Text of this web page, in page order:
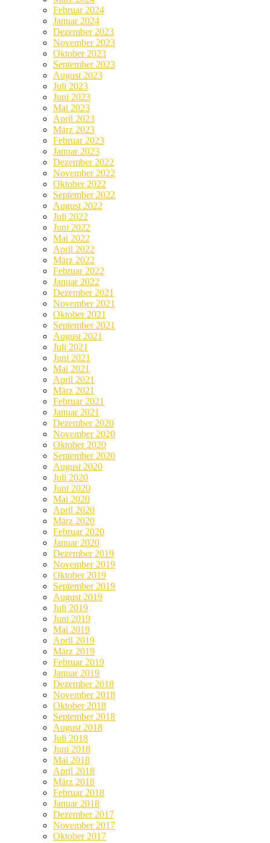
Februar 2024
Januar 2024
Dezember 2023
November 2023
Oktober 2023
September 2023
August 2023
Juli 2023
Juni 2023
Mai 2023
April 2023
März 2023
Februar 2023
Januar 2023
Dezember 2022
November 2022
Oktober 2022
September 2022
August 2022
Juli 2022
Juni 2022
Mai 2022
April 2022
März 2022
Februar 2022
Januar 2022
Dezember 2021
November 2021
Oktober 2021
September 2021
August 2021
Juli 2021
Juni 2021
Mai 2021
April 2021
März 2021
Februar 2021
Januar 2021
Dezember 2020
November 2020
Oktober 2020
September 2020
August 2020
Juli 2020
Juni 2020
Mai 2020
April 2020
März 2020
Februar 2020
Januar 2020
Dezember 2019
November 2019
Oktober 2019
September 2019
August 2019
Juli 2019
Juni 2019
Mai 2019
April 2019
März 2019
Februar 2019
Januar 2019
Dezember 2018
November 2018
Oktober 2018
September 2018
August 2018
Juli 2018
Juni 2018
Mai 2018
April 2018
März 2018
Februar 2018
Januar 2018
Dezember 2017
November 2017
Oktober 2017